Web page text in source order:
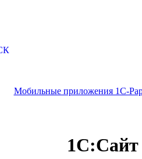
Мобильные приложения 1С-